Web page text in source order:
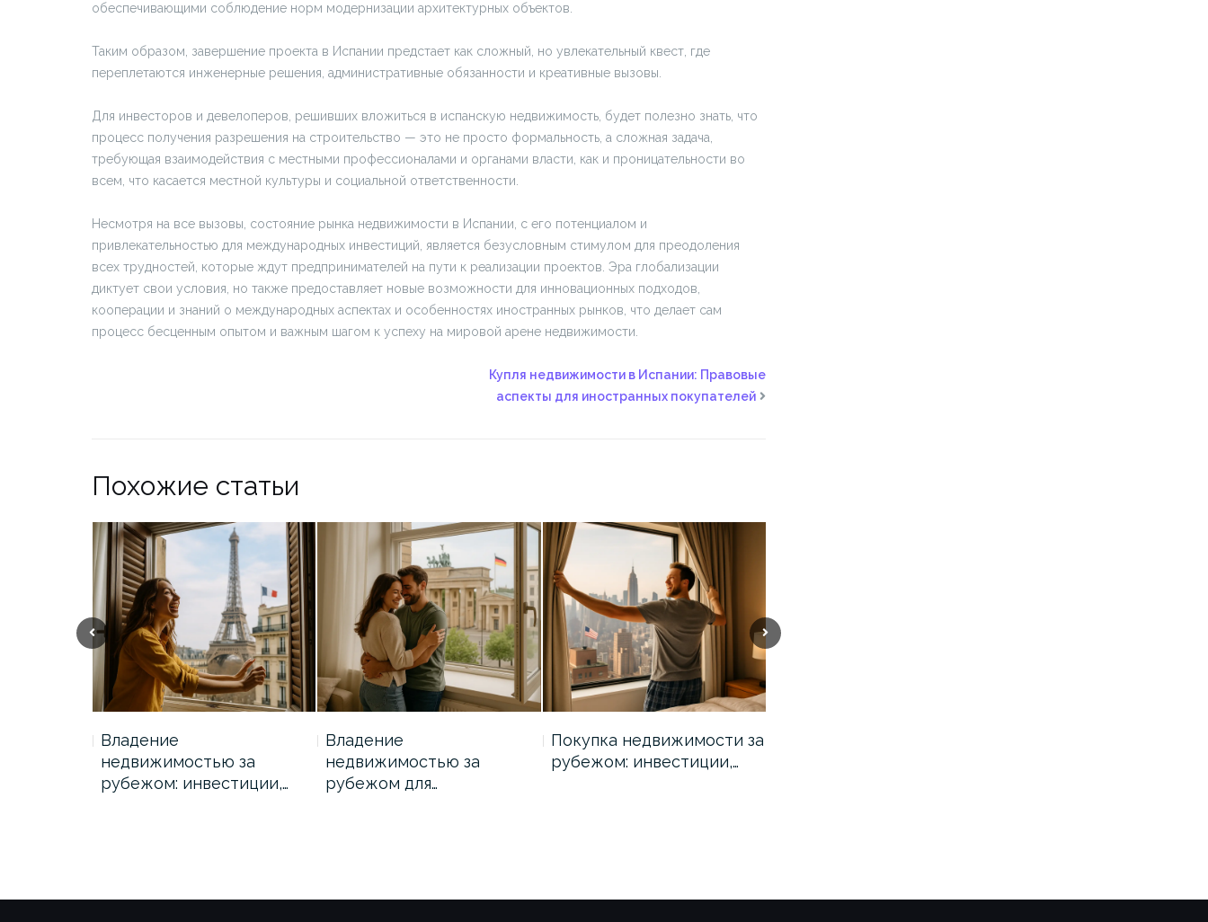
обеспечивающими соблюдение норм модернизации архитектурных объектов.
Таким образом, завершение проекта в Испании предстает как сложный, но увлекательный квест, где
переплетаются инженерные решения, административные обязанности и креативные вызовы.
Для инвесторов и девелоперов, решивших вложиться в испанскую недвижимость, будет полезно знать, что
процесс получения разрешения на строительство — это не просто формальность, а сложная задача,
требующая взаимодействия с местными профессионалами и органами власти, как и проницательности во
всем, что касается местной культуры и социальной ответственности.
Несмотря на все вызовы, состояние рынка недвижимости в Испании, с его потенциалом и
привлекательностью для международных инвестиций, является безусловным стимулом для преодоления
всех трудностей, которые ждут предпринимателей на пути к реализации проектов. Эра глобализации
диктует свои условия, но также предоставляет новые возможности для инновационных подходов,
кооперации и знаний о международных аспектах и особенностях иностранных рынков, что делает сам
процесс бесценным опытом и важным шагом к успеху на мировой арене недвижимости.
Купля недвижимости в Испании: Правовые
аспекты для иностранных покупателей
Похожие статьи
Previous Next
Владение
недвижимостью за
рубежом: инвестиции,…
Владение
недвижимостью за
рубежом для…
Покупка недвижимости за
рубежом: инвестиции,…